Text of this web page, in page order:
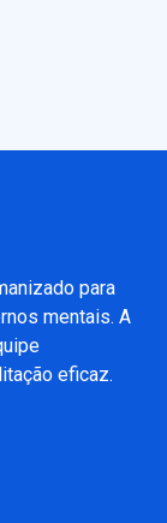
para
mentais. A
eficaz.